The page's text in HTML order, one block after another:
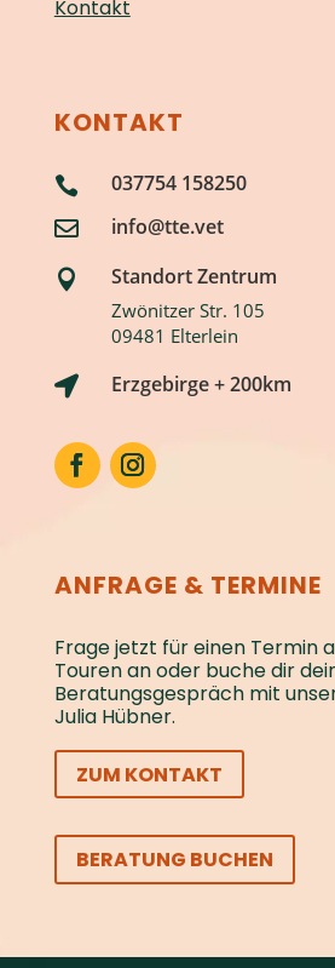
Kontakt
KONTAKT
 037754 158250
 info@tte.vet
 Standort Zentrum
Zwönitzer Str. 105
09481 Elterlein
 Erzgebirge + 200km
ANFRAGE & TERMINE
Frage jetzt für einen Termin
Touren an oder buche dir
Beratungs­gespräch mit
Julia Hübner.
ZUM KONTAKT
BERATUNG BUCHEN